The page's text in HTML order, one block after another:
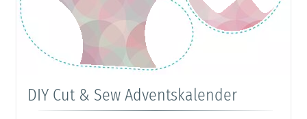
DIY Cut & Sew Adventskalender